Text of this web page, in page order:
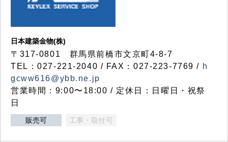
日本建築金物(株)
〒317‐0801 群馬県前橋市文京町4-8-7
TEL：027-221-2040 / FAX：027-223-7769 / h
gcww616@ybb.ne.jp
営業時間：9:00〜18:00 / 定休日：日曜日・祝祭
日
販売可 工事・取付可